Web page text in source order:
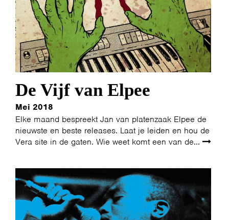
De Vijf van Elpee
Mei 2018
Elke maand bespreekt Jan van platenzaak Elpee de
nieuwste en beste releases. Laat je leiden en hou de
Vera site in de gaten. Wie weet komt een van de...